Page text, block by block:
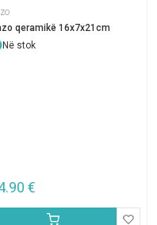
qeramikë 16x7x21cm
Në stok
€